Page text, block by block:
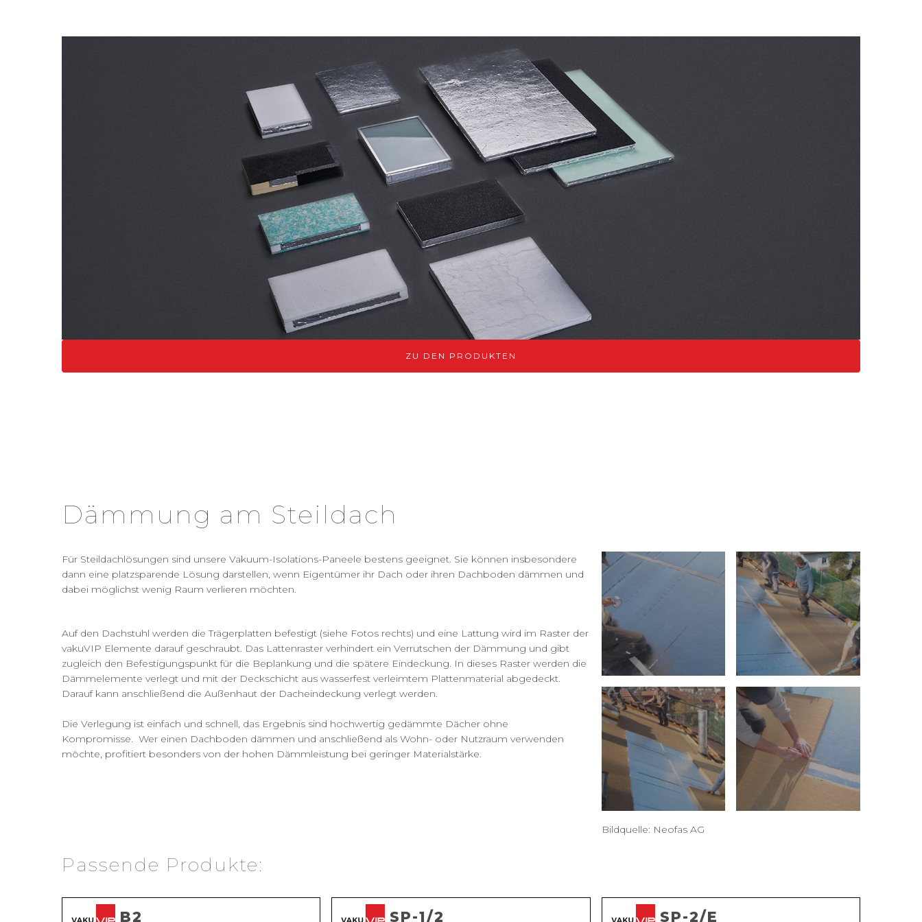
ZU DEN PRODUKTEN
Dämmung am Steildach
Für Steildachlösungen sind unsere Vakuum-Isolations-Paneele bestens geeignet. Sie können insbesondere
dann eine platzsparende Lösung darstellen, wenn Eigentümer ihr Dach oder ihren Dachboden dämmen und
dabei möglichst wenig Raum verlieren möchten.
Auf den Dachstuhl werden die Trägerplatten befestigt (siehe Fotos rechts) und eine Lattung wird im Raster der
vakuVIP Elemente darauf geschraubt. Das Lattenraster verhindert ein Verrutschen der Dämmung und gibt
zugleich den Befestigungspunkt für die Beplankung und die spätere Eindeckung. In dieses Raster werden die
Dämmelemente verlegt und mit der Deckschicht aus wasserfest verleimtem Plattenmaterial abgedeckt.
Darauf kann anschließend die Außenhaut der Dacheindeckung verlegt werden.
Die Verlegung ist einfach und schnell, das Ergebnis sind hochwertig gedämmte Dächer ohne
Kompromisse. Wer einen Dachboden dämmen und anschließend als Wohn- oder Nutzraum verwenden
möchte, profitiert besonders von der hohen Dämmleistung bei geringer Materialstärke.
Bildquelle: Neofas AG
Passende Produkte:
B2 SP-1/2 SP-2/E